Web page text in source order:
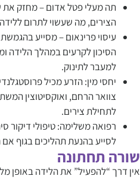
תה מעלי פטל אדום – מחזק את
הצירים, מה שעשוי לתרום
עיסוי פרינאום – מסייע
הסיכון לקרעים במהלך הלידה
למעבר לתינוק.
יחסי מין: הזרע מכיל
צוואר הרחם, ואוקסיטוצין
לתחילת צירים.
רפואה משלימה: טיפולי דיקור
לסייע בהנעת תהליכים בגוף אם
שורה תחתונה
אין דרך “להפעיל” את הלידה באופן